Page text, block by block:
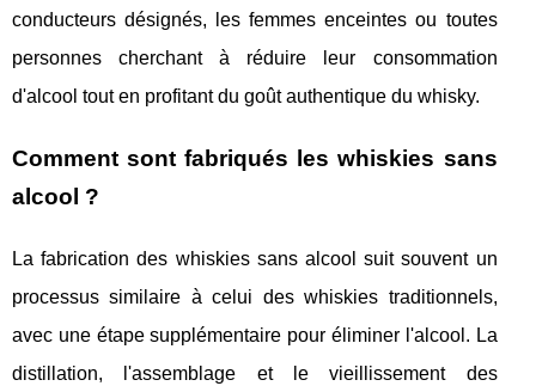
conducteurs désignés, les femmes enceintes ou toutes
personnes cherchant à réduire leur consommation
d'alcool tout en profitant du goût authentique du whisky.
Comment sont fabriqués les whiskies sans
alcool ?
La fabrication des whiskies sans alcool suit souvent un
processus similaire à celui des whiskies traditionnels,
avec une étape supplémentaire pour éliminer l'alcool. La
distillation, l'assemblage et le vieillissement des